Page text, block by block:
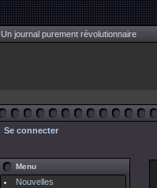
Un journal purement révolutionnaire
Se connecter
Menu
Nouvelles